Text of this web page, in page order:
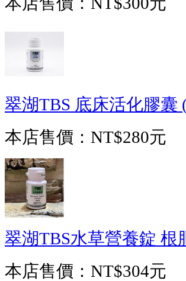
翠湖TBS 底床活化膠囊
本店售價： NT$280元
翠湖TBS水草營養錠 根
本店售價： NT$304元